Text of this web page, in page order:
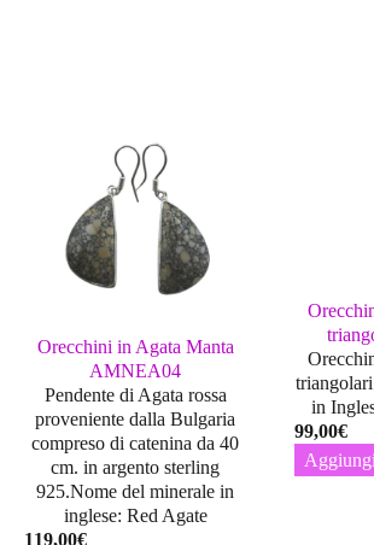
Orecchini in Agata Manta
AMNEA04
Pendente di Agata rossa
proveniente dalla Bulgaria
compreso di catenina da 40
cm. in argento sterling
925.Nome del minerale in
inglese: Red Agate
119,00€
in
99,00€